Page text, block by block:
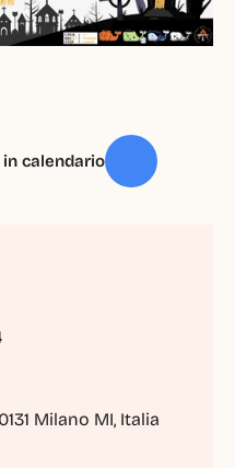
calendario
Milano MI, Italia